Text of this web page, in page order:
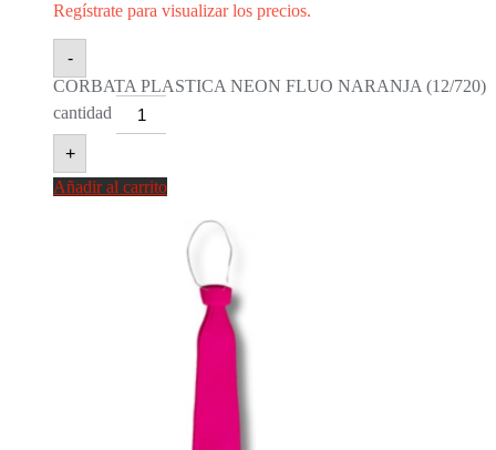
Regístrate para visualizar los precios.
-
CORBATA PLASTICA NEON FLUO NARANJA (12/720)
cantidad
+
Añadir al carrito